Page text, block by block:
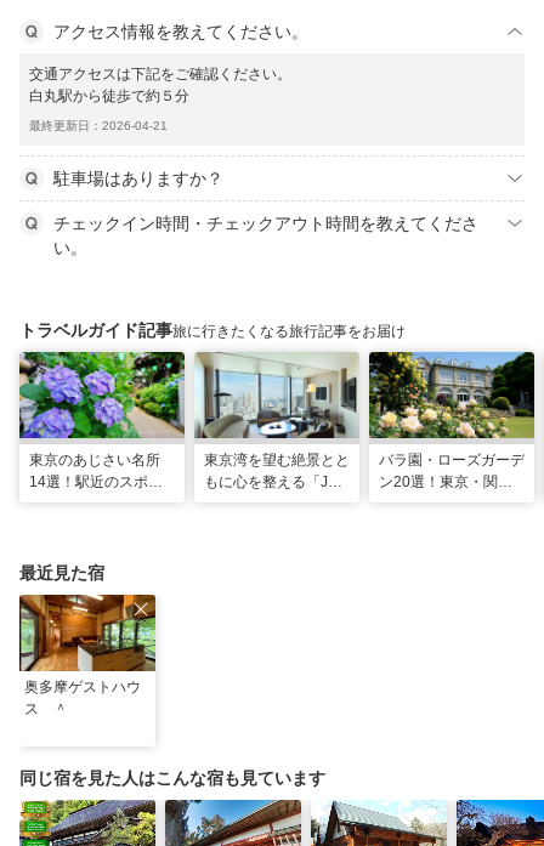
アクセス情報を教えてください。
交通アクセスは下記をご確認ください。
白丸駅から徒歩で約５分
最終更新日：2026-04-21
駐車場はありますか？
チェックイン時間・チェックアウト時間を教えてくださ
い。
トラベルガイド記事旅に行きたくなる旅行記事をお届け
東京のあじさい名所
14選！駅近のスポッ
東京湾を望む絶景とと
もに心を整える「JW
バラ園・ローズガーデ
ン20選！東京・関東
最近見た宿
奥多摩ゲストハウ
ス ＾
同じ宿を見た人はこんな宿も見ています